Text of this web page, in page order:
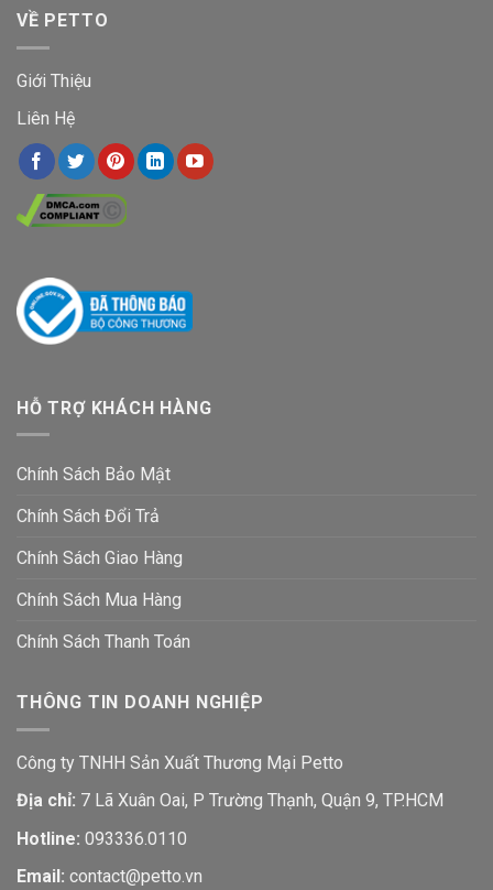
VỀ PETTO
Giới Thiệu
Liên Hệ
HỖ TRỢ KHÁCH HÀNG
Chính Sách Bảo Mật
Chính Sách Đổi Trả
Chính Sách Giao Hàng
Chính Sách Mua Hàng
Chính Sách Thanh Toán
THÔNG TIN DOANH NGHIỆP
Công ty TNHH Sản Xuất Thương Mại Petto
Địa chỉ: 7 Lã Xuân Oai, P Trường Thạnh, Quận 9, TP.HCM
Hotline: 093336.0110
Email: contact@petto.vn